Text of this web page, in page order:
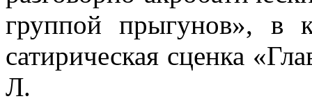
группой прыгунов», в
сатирическая сценка
Л.